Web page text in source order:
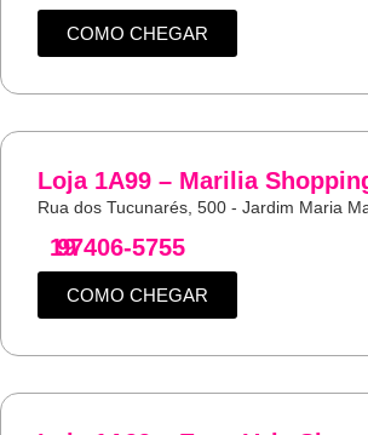
COMO CHEGAR
Loja 1A99 – Marilia
Rua dos Tucunarés, 500 - Jardim Maria
19
97406-5755
COMO CHEGAR